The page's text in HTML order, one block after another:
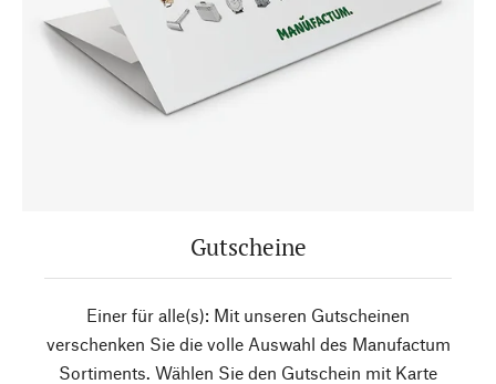
Gutscheine
Einer für alle(s): Mit unseren Gutscheinen
verschenken Sie die volle Auswahl des Manufactum
Sortiments. Wählen Sie den Gutschein mit Karte